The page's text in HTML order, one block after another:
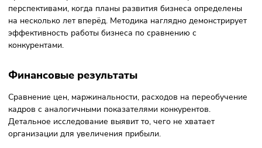
Оценка бизнес-процессов требует сбора большого
количества данных. Ошибки при подведении итогов
с человеческим фактором. Нехватка исходной
результатов.
этому не уделено внимание, появляется неправильное
прогнозирование. Упущение неочевидных факторов
приводит к ошибочным выводам. При наличии